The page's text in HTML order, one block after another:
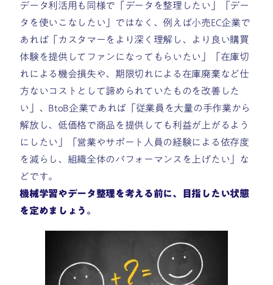
データ利活用も同様で「データを整理したい」「デー
タを使いこなしたい」ではなく、例えば小売EC企業で
あれば「カスタマーをより深く理解し、より良い購買
体験を提供してファンになってもらいたい」「在庫切
れによる機会損失や、期限切れによる在庫廃棄など仕
方ないコストとして諦められていたものを改善した
い」、BtoB企業であれば「従業員を大量の手作業から
解放し、低価格で商品を提供しても利益が上がるよう
にしたい」「営業やサポート人員の経験による依存度
を減らし、組織全体のパフォーマンスを上げたい」な
どです。
機械学習やデータ整理を考える前に、目指したい状態
を定めましょう。